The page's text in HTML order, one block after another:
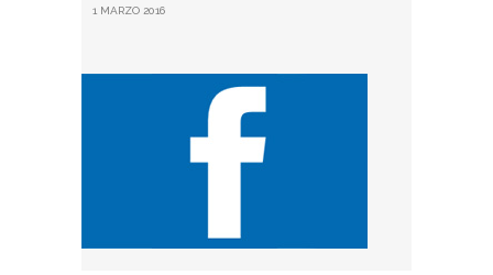
1 MARZO 2016